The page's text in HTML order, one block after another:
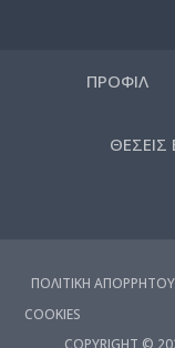
ΠΡΟΦΙΛ
ΘΕΣΕΙΣ
ΠΟΛΙΤΙΚΗ ΑΠΟΡΡΗΤΟΥ
COOKIES
COPYRIGHT ©